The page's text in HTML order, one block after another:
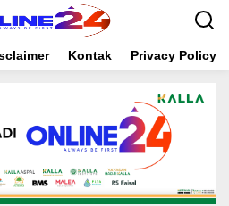
Kontak Privacy Policy